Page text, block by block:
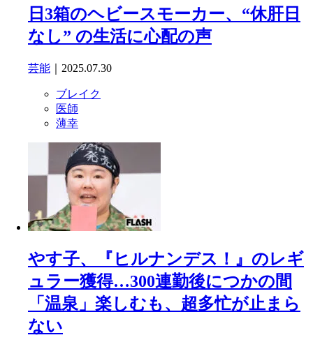
日3箱のヘビースモーカー、“休肝日
なし” の生活に心配の声
芸能 ｜2025.07.30
ブレイク
医師
薄幸
やす子、『ヒルナンデス！』のレギ
ュラー獲得…300連勤後につかの間
「温泉」楽しむも、超多忙が止まら
ない